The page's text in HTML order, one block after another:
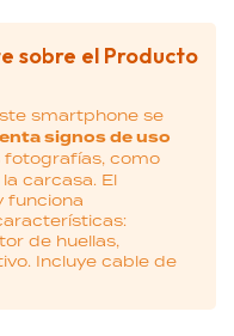
sobre el Producto
smartphone se
signos de uso
fotografías, como
carcasa. El
funciona
de huellas,
Incluye cable de